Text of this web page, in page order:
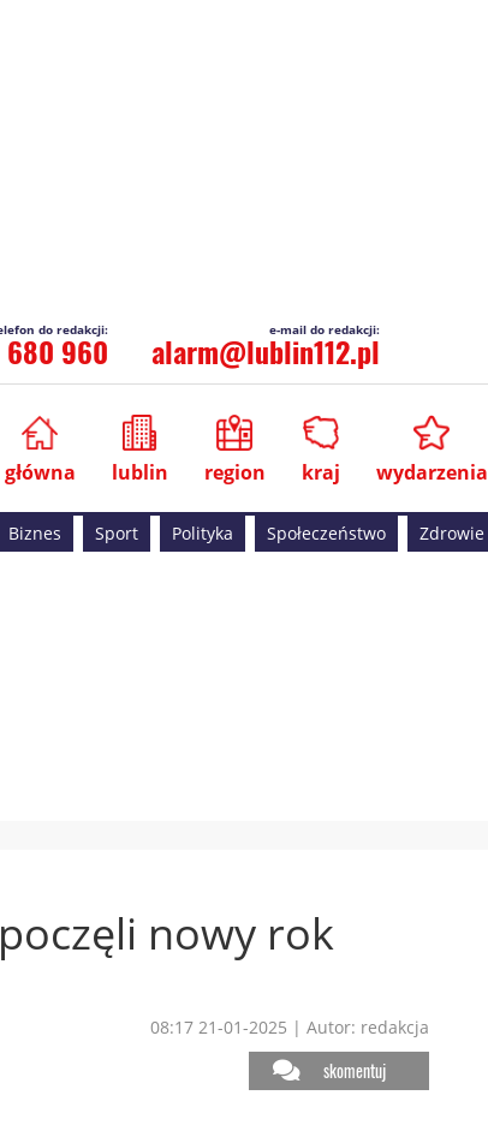
960 alarm@lublin112.pl
główna lublin region kraj wydarzenia
Biznes Sport Polityka Społeczeństwo Zdrowie
nowy rok
08:17 21-01-2025 | Autor: redakcja
skomentuj